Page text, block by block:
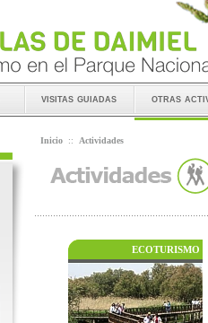
visitas guiadas otras
Inicio :: Actividades
ECOTURISMO